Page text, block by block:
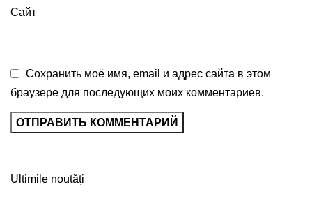
Сайт
Сохранить моё имя, email и адрес сайта в этом
браузере для последующих моих комментариев.
Ultimile noutăți